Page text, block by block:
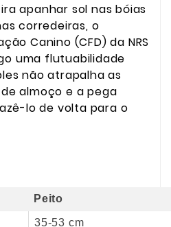
apanhar sol nas bóias
corredeiras, o
Canino (CFD) da NRS
uma flutuabilidade
não atrapalha as
almoço e a pega
lo de volta para o
Peito
35-53 cm